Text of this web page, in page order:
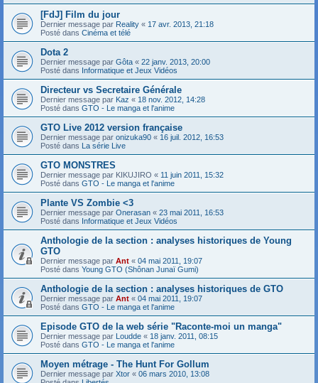
[FdJ] Film du jour
Dernier message par Reality « 17 avr. 2013, 21:18
Posté dans Cinéma et télé
Dota 2
Dernier message par Gôta « 22 janv. 2013, 20:00
Posté dans Informatique et Jeux Vidéos
Directeur vs Secretaire Générale
Dernier message par Kaz « 18 nov. 2012, 14:28
Posté dans GTO - Le manga et l'anime
GTO Live 2012 version française
Dernier message par onizuka90 « 16 juil. 2012, 16:53
Posté dans La série Live
GTO MONSTRES
Dernier message par KIKUJIRO « 11 juin 2011, 15:32
Posté dans GTO - Le manga et l'anime
Plante VS Zombie <3
Dernier message par Onerasan « 23 mai 2011, 16:53
Posté dans Informatique et Jeux Vidéos
Anthologie de la section : analyses historiques de Young
GTO
Dernier message par Ant « 04 mai 2011, 19:07
Posté dans Young GTO (Shônan Junaï Gumi)
Anthologie de la section : analyses historiques de GTO
Dernier message par Ant « 04 mai 2011, 19:07
Posté dans GTO - Le manga et l'anime
Episode GTO de la web série "Raconte-moi un manga"
Dernier message par Loudde « 18 janv. 2011, 08:15
Posté dans GTO - Le manga et l'anime
Moyen métrage - The Hunt For Gollum
Dernier message par Xtor « 06 mars 2010, 13:08